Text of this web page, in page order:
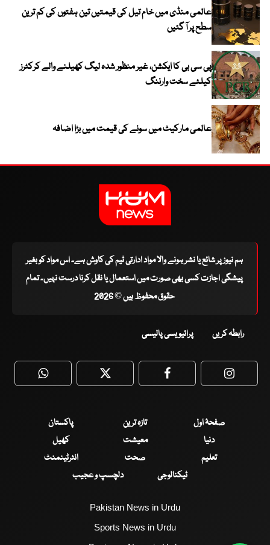
عالمی منڈی میں خام تیل کی قیمتیں تین ہفتوں کی کم ترین
سطح پر آ گئیں
پی سی بی کا ایکشن، غیر منظور شدہ لیگ کھیلنے والے کرکٹرز
کیلئے سخت وارننگ
عالمی مارکیٹ میں سونے کی قیمت میں بڑا اضافہ
ہم نیوز پر شائع یا نشر ہونے والا مواد ادارتی ٹیم کی کاوش ہے۔ اس مواد کو بغیر
پیشگی اجازت کسی بھی صورت میں استعمال یا نقل کرنا درست نہیں۔ تمام
حقوق محفوظ ہیں © 2026
رابطہ کریں پرائیویسی پالیسی
WhatsApp Twitter Facebook
صفحۂ اول تازہ ترین
پاکستان
دنیا
معیشت
کھیل
تعلیم
صحت
انٹرٹینمنٹ
ٹیکنالوجی
دلچسپ و عجیب
Pakistan News in Urdu
Sports News in Urdu